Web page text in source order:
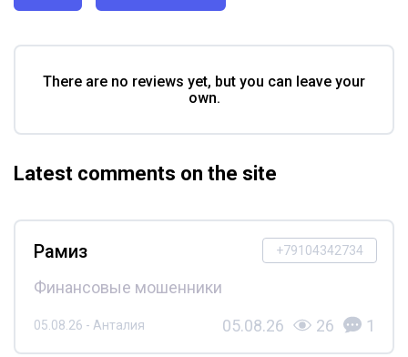
There are no reviews yet, but you can leave your
own.
Latest comments on the site
+79104342734
Рамиз
Финансовые мошенники
05.08.26 - Анталия 05.08.26 26 1